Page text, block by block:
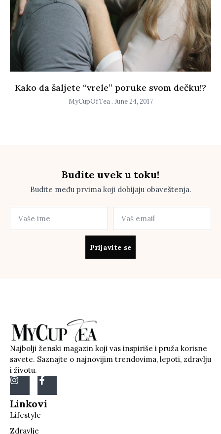
Kako da šaljete “vrele” poruke svom dečku!?
MyCupOfTea June 24, 2017
Budite uvek u toku!
Budite među prvima koji dobijaju obaveštenja.
Prijavite se
Najbolji ženski magazin koji vas inspiriše i pruža korisne
savete. Saznajte o najnovijim trendovima, lepoti, zdravlju
i životu.
Linkovi
Lifestyle
Zdravlje